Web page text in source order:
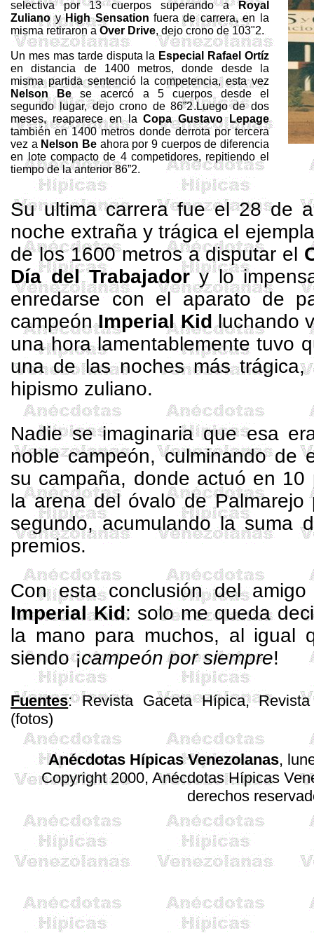
selectiva por 13 cuerpos superando aRoyal
ZulianoyHigh Sensation fuera de carrera, en la
misma retiraron aOver Drive, dejo crono de103"2.
Un mes mas tarde disputa la Especial Rafael Ortíz
en distancia de 1400 metros, donde desde la
misma partida sentenció la competencia,esta vez
Nelson Be se acercó a 5 cuerpos desde el
segundo lugar, dejo crono de 86”2.Luego de dos
meses, reaparece enlaCopa Gustavo
Lepage
también en1400 metros donde derrota por tercera
vez a Nelson Be ahora por 9 cuerpos de diferencia
en lote compacto de 4 competidores, repitiendo el
tiempo de la anterior 86”2.
Su ultima carrera fue el 28 de
noche extraña y trágica el
de los1600 metrosa disputar el
Día del Trabajadory lo
enredarse con el aparato de
campeónImperialKidluchando
una hora lamentablemente tuvo
una de las noches más
hipismo zuliano.
Nadie se imaginaria que esa
noble campeón, culminando de
su campaña, donde actuó en 10
la arena del óvalo de
segundo, acumulando la suma
premios.
Con esta conclusión del
ImperialKid: solo me queda
la mano para muchos, al igual
siendo ¡campeón por siempre!
Fuentes: Revista Gaceta Hípica,
(fotos)
Anécdotas Hípicas Venezolanas,
Copyright 2000, Anécdotas Hípicas
derechos